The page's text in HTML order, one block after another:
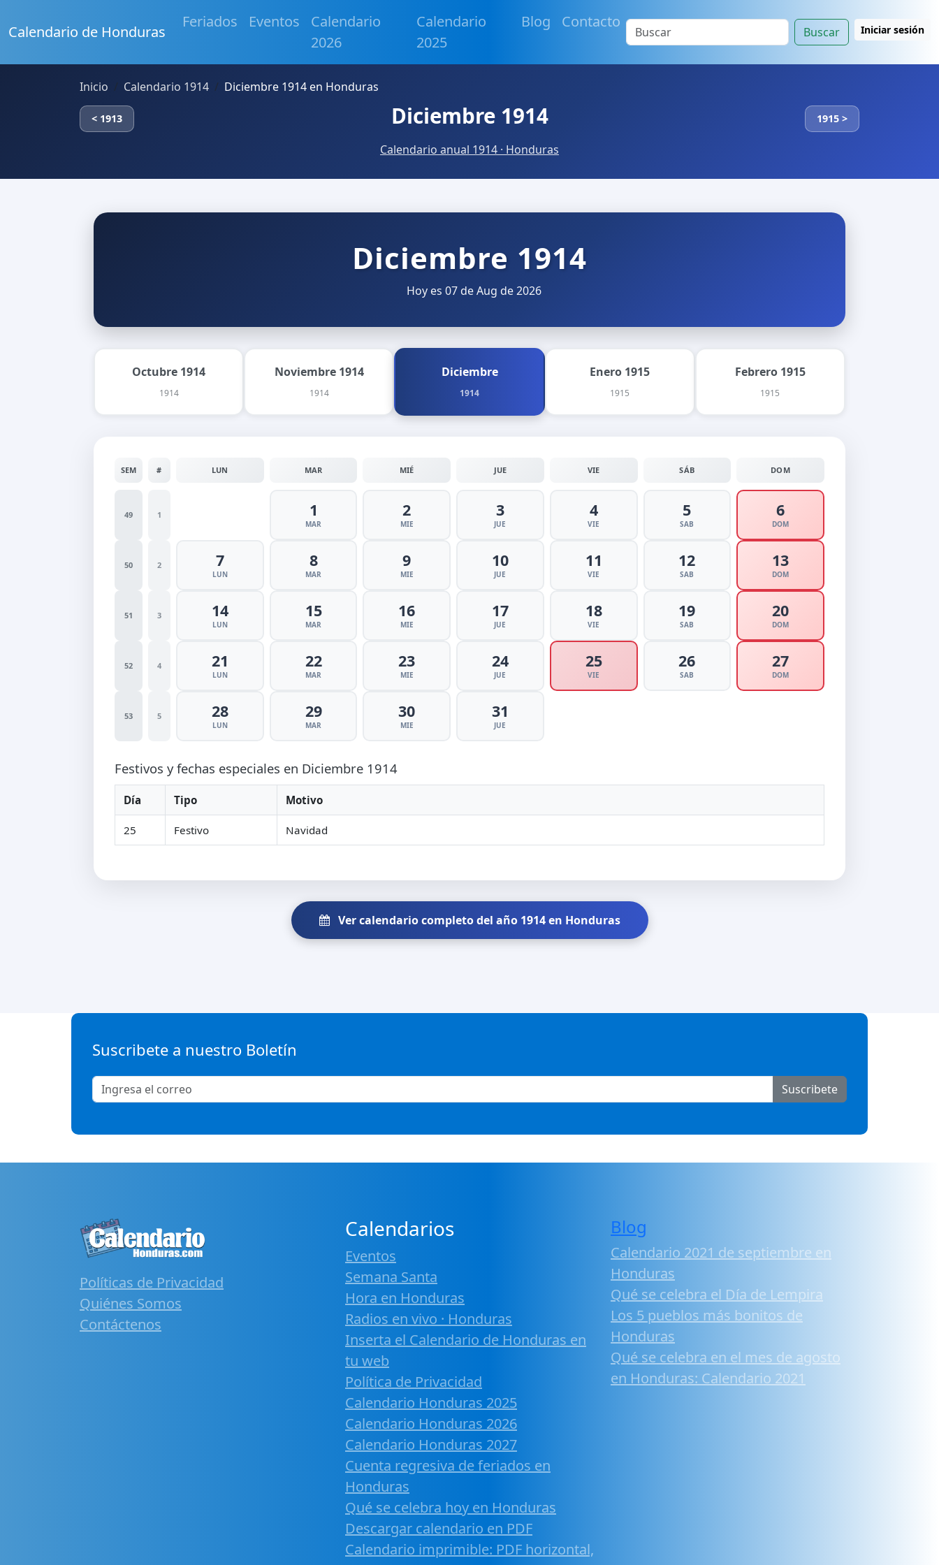
Calendario de Honduras
Feriados Eventos
Calendario
2026
Calendario
2025
Blog Contacto
Buscar Iniciar sesión
Inicio Calendario 1914 Diciembre 1914 en Honduras
< 1913 Diciembre 1914 1915 >
Calendario anual 1914 · Honduras
Diciembre 1914
Hoy es 07 de Aug de 2026
Octubre 1914
1914
Noviembre 1914
1914
Diciembre
1914
Enero 1915
1915
Febrero 1915
1915
SEM # LUN MAR MIÉ JUE VIE SÁB DOM
49 1 1
MAR
2
MIE
3
JUE
4
VIE
5
SAB
6
DOM
50 2 7
LUN
8
MAR
9
MIE
10
JUE
11
VIE
12
SAB
13
DOM
51 3 14
LUN
15
MAR
16
MIE
17
JUE
18
VIE
19
SAB
20
DOM
52 4 21
LUN
22
MAR
23
MIE
24
JUE
25
VIE
26
SAB
27
DOM
53 5 28
LUN
29
MAR
30
MIE
31
JUE
Festivos y fechas especiales en Diciembre 1914
Día Tipo Motivo
25 Festivo Navidad
Ver calendario completo del año 1914 en Honduras
Suscribete a nuestro Boletín
Suscribete
Políticas de Privacidad
Quiénes Somos
Contáctenos
Calendarios
Eventos
Semana Santa
Hora en Honduras
Radios en vivo · Honduras
Inserta el Calendario de Honduras en
tu web
Política de Privacidad
Calendario Honduras 2025
Calendario Honduras 2026
Calendario Honduras 2027
Cuenta regresiva de feriados en
Honduras
Qué se celebra hoy en Honduras
Descargar calendario en PDF
Calendario imprimible: PDF horizontal,
Blog
Calendario 2021 de septiembre en
Honduras
Qué se celebra el Día de Lempira
Los 5 pueblos más bonitos de
Honduras
Qué se celebra en el mes de agosto
en Honduras: Calendario 2021